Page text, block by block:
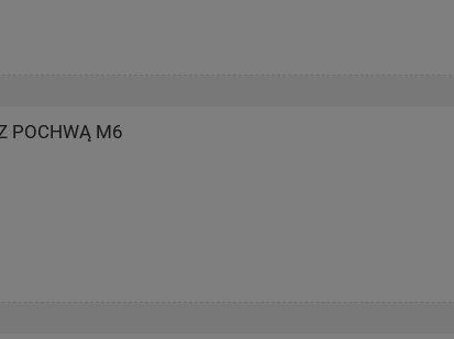
POCHWĄ M6